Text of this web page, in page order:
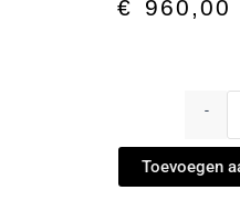
€ 960,00
-
6
by
Toevoegen